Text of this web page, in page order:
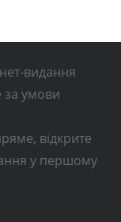
видання
за умови
відкрите
у першому